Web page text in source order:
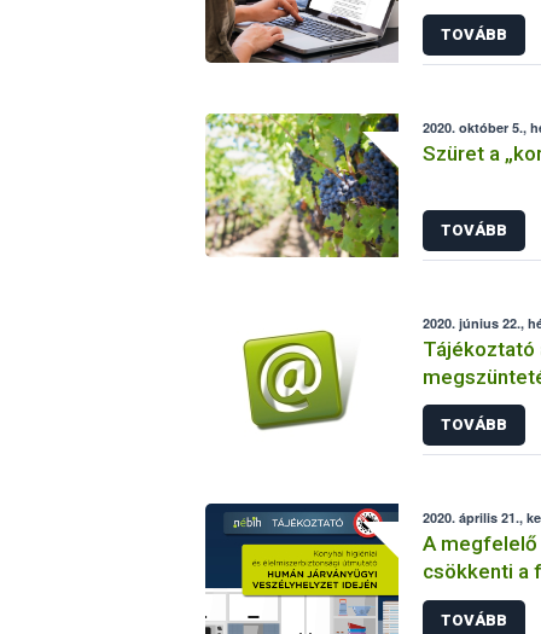
a Nébih
TOVÁBB
2020. október 5.,
Szüret a
TOVÁBB
2020. június 22.,
Tájékoztató
ellenőrzött
TOVÁBB
2020. április 21.,
A megfelelő
csökkenti a
TOVÁBB